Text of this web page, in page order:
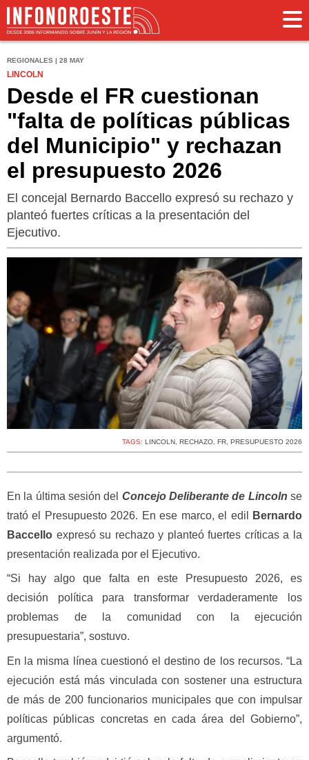
REGIONALES | 28 MAY
LINCOLN
Desde el FR cuestionan
"falta de políticas públicas
del Municipio" y rechazan
el presupuesto 2026
El concejal Bernardo Baccello expresó su rechazo y
planteó fuertes críticas a la presentación del
Ejecutivo.
TAGS: LINCOLN, RECHAZO, FR, PRESUPUESTO 2026
En la última sesión del Concejo Deliberante de Lincolnse
trató el Presupuesto 2026. En ese marco, el edil
Bernardo
Baccello expresó su rechazo y planteó fuertes críticas a la
presentación realizada por el Ejecutivo.
“Si hay algo que falta en este Presupuesto 2026, es
decisión política para transformar verdaderamente los
problemas de la comunidad con la ejecución
presupuestaria”, sostuvo.
En la misma línea cuestionó el destino de los recursos. “La
ejecución está más vinculada con sostener una estructura
de más de 200 funcionarios municipales que con impulsar
políticas públicas concretas en cada área del Gobierno”,
argumentó.